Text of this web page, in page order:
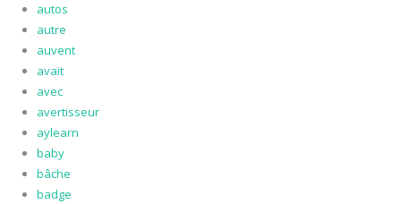
autos
autre
auvent
avait
avec
avertisseur
aylearn
baby
bâche
badge